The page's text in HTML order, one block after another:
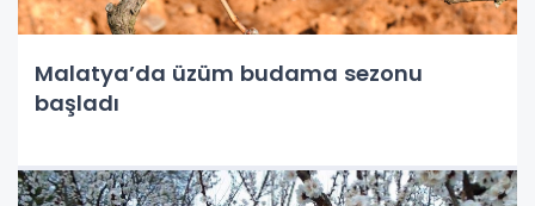
Malatya’da üzüm budama sezonu
başladı